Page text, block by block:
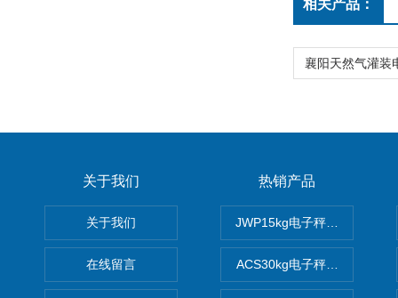
相关产品：
关于我们
关于我们
在线留言
热销产品
JWP15kg电子秤价格,15公
ACS30kg电子秤价格,30公